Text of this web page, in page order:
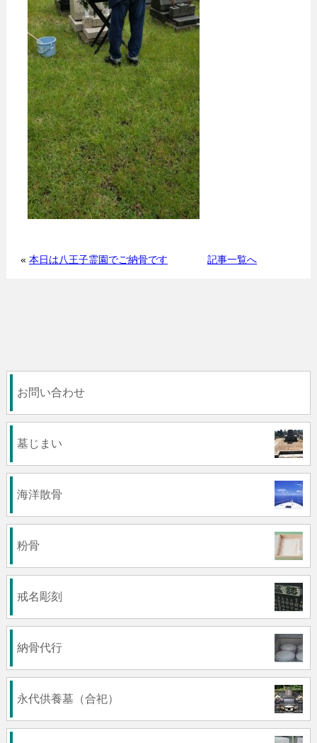
« 本日は八王子霊園でご納骨です 記事一覧へ
お問い合わせ
墓じまい
海洋散骨
粉骨
戒名彫刻
納骨代行
永代供養墓（合祀）